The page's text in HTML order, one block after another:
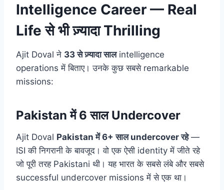
Intelligence Career — Real
Life से भी ज़्यादा Thrilling
Ajit Doval ने 33 से ज़्यादा सालintelligence
operations में बिताए। उनके कुछ सबसे remarkable
missions:
Pakistan में 6 साल Undercover
Ajit Doval Pakistan में 6+ साल undercover रहे—
ISI की निगरानी के बावजूद। वो एक ऐसी identity में जीते रहे
जो पूरी तरह Pakistani थी। यह भारत के सबसे लंबे और सबसे
successful undercover missions में से एक था।